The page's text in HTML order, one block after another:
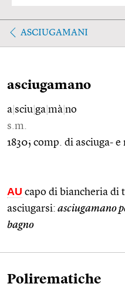
ASCIUGAMANI
asciugamano
a sciu ga mà no
s.m.
1830; comp. di asciuga- e
AU capo di biancheria di
asciugarsi: asciugamano
bagno
Polirematiche